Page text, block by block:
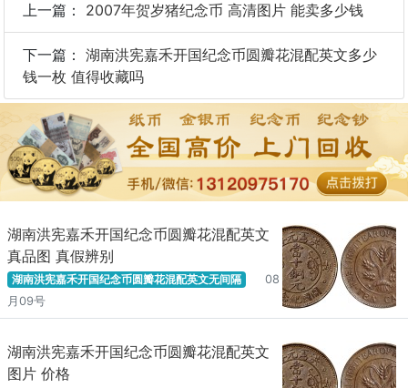
上一篇： 2007年贺岁猪纪念币 高清图片 能卖多少钱
下一篇： 湖南洪宪嘉禾开国纪念币圆瓣花混配英文多少
钱一枚 值得收藏吗
湖南洪宪嘉禾开国纪念币圆瓣花混配英文
真品图 真假辨别
湖南洪宪嘉禾开国纪念币圆瓣花混配英文无间隔
08
月09号
湖南洪宪嘉禾开国纪念币圆瓣花混配英文
图片 价格